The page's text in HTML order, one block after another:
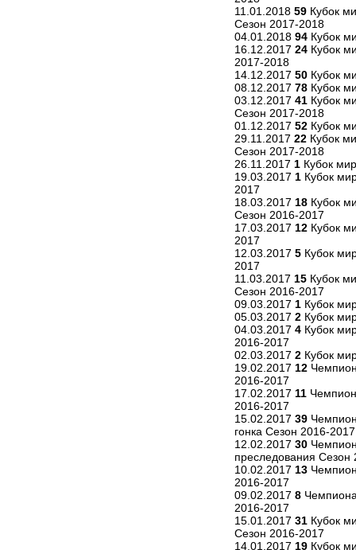
11.01.2018 59 Кубок
Сезон 2017-2018
04.01.2018 94 Кубок
16.12.2017 24 Кубок
2017-2018
14.12.2017 50 Кубок
08.12.2017 78 Кубок
03.12.2017 41 Кубок
Сезон 2017-2018
01.12.2017 52 Кубок
29.11.2017 22 Кубок
Сезон 2017-2018
26.11.2017 1 Кубок
19.03.2017 1 Кубок
2017
18.03.2017 18 Кубок
Сезон 2016-2017
17.03.2017 12 Кубок
2017
12.03.2017 5 Кубок
2017
11.03.2017 15 Кубок
Сезон 2016-2017
09.03.2017 1 Кубок
05.03.2017 2 Кубок
04.03.2017 4 Кубок
2016-2017
02.03.2017 2 Кубок
19.02.2017 12
2016-2017
17.02.2017 11
2016-2017
15.02.2017 39
гонка Сезон 2016-2017
12.02.2017 30
преследования Сезон
10.02.2017 13
2016-2017
09.02.2017 8
2016-2017
15.01.2017 31 Кубок
Сезон 2016-2017
14.01.2017 19 Кубок